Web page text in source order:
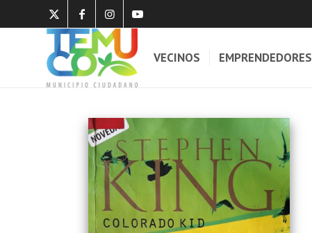
VECINOS EMPRENDEDORES